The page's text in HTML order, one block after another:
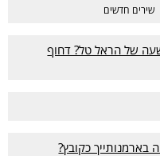
שירים חדשים
של הראל טל? דחוף
כקובץ?